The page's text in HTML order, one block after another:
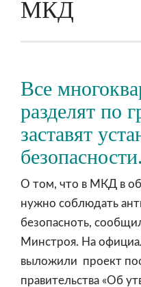
МКД
Все
разделят по
заставят
безопасности.
О том, что в МКД в
нужно соблюдать
безопасноть,
Минстроя. На
выложили проект
правительства «Об